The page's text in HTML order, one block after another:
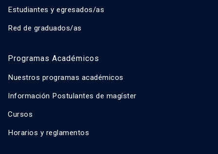
Estudiantes y egresados/as
Red de graduados/as
Programas Académicos
Nuestros programas académicos
Información Postulantes de magíster
Cursos
Horarios y reglamentos